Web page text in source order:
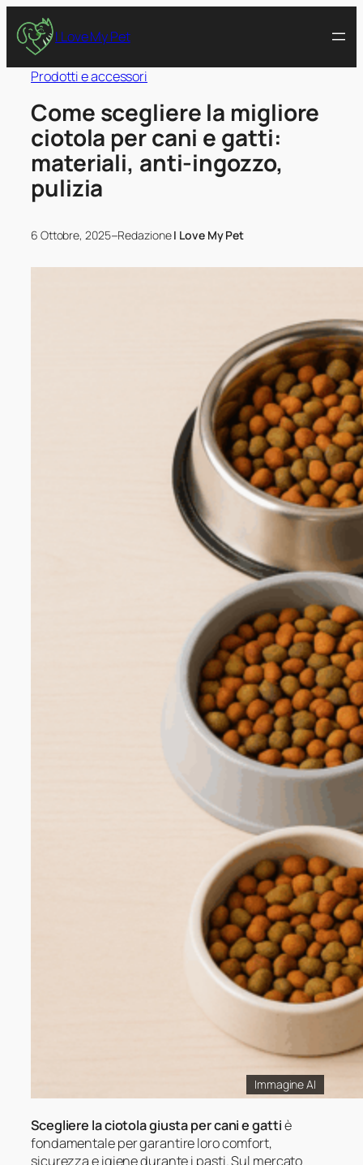
I Love My Pet
Prodotti e accessori
Come scegliere la migliore
ciotola per cani e gatti:
materiali, anti-ingozzo,
pulizia
6 Ottobre, 2025–RedazioneI Love My Pet
Immagine AI
Scegliere la ciotola giusta per cani e gattiè
fondamentale per garantire loro comfort,
sicurezza e igiene durante i pasti. Sul mercato